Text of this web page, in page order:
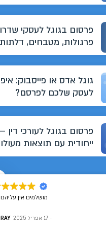
פרסום בגוגל לעסקי
פרגולות, מטבחים,
גוגל אדס או פייסבוק:
לעסק שלכם לפרסם?
פרסום בגוגל לעורכי דין
ייחודית עם תוצאות
הצהרת נגישות
מושלמים אין
17 אפריל 2025